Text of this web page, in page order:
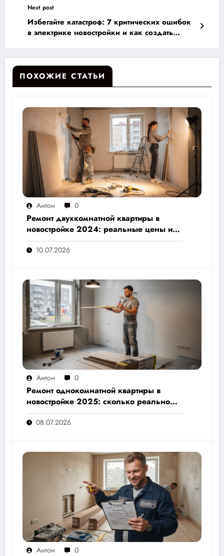
успешного ремонта
Next post
Избегайте катастроф: 7 критических ошибок
в электрике новостройки и как создать
ПОХОЖИЕ СТАТЬИ
Антон 0
Ремонт двухкомнатной квартиры в
новостройке 2024: реальные цены и
скрытые расходы, которые вам не
назовут подрядчики
10.07.2026
Антон 0
Ремонт однокомнатной квартиры в
новостройке 2025: сколько реально
стоит и как не переплатить — полный
расчёт от 500 000 рублей
08.07.2026
Антон 0